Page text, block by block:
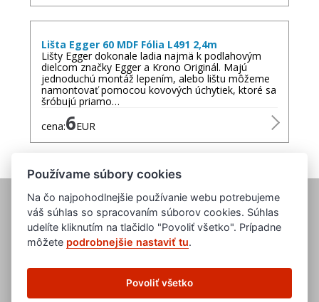
Lišta Egger 60 MDF Fólia L491 2,4m
Lišty Egger dokonale ladia najmä k podlahovým
dielcom značky Egger a Krono Originál. Majú
jednoduchú montáž lepením, alebo lištu môžeme
namontovať pomocou kovových úchytiek, ktoré sa
šróbujú priamo…
cena:6EUR
www.edb.cz
www.edb.eu
Používame súbory cookies
Na čo najpohodlnejšie používanie webu potrebujeme
váš súhlas so spracovaním súborov cookies. Súhlas
udelíte kliknutím na tlačidlo "Povoliť všetko". Prípadne
môžete podrobnejšie nastaviť tu.
Povoliť všetko